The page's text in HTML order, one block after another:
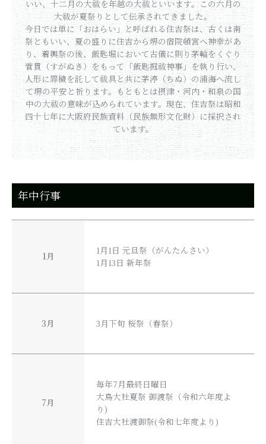
いい、十二月の大祓を年越の大祓といいます。この六月の
大祓が夏祭りとして伝承されてきました。
今日では単に「おはらい」と呼ばれる住吉祭は、古くは南
祭ともいい、夏の盛りに住吉から堺の宿院頓宮へ神幸があ
り、着輿祭の後、飯匙堀において古儀に則り茅輪をくぐり
菅貫（すがぬき）をもって「飯匙掘祓神事」を執り行い、
人形に罪穢を託して祓具と共に茅渟（ちぬ）の浦海へ流し
て堺の平安と祈ります。もともとは摂津・河内・和泉の国
中の大祓の意味が込められています。現在、住吉祭は昭和
四十七年に大阪府民族資料（民族無形文化財）に採択され
ています。
年中行事
1月
1月1日 元旦祭（がんたんさい）
1月13日 新年祭
3月 3月下旬 桜祭（春祭）
7月
毎年7月最終日曜日
大鳥大社夏祭 御渡祭（令和六年度よ
り)
住吉大社渡御祭(令和七年度より)